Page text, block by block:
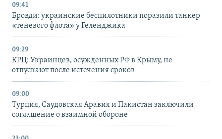
09:41
Бровди: украинские беспилотники поразили танкер
«теневого флота» у Геленджика
09:29
КРЦ: Украинцев, осужденных РФ в Крыму, не
отпускают после истечения сроков
09:00
Турция, Саудовская Аравия и Пакистан заключили
соглашение о взаимной обороне